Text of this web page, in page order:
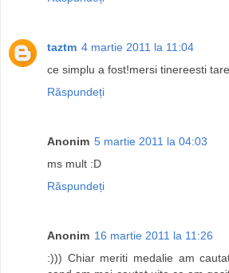
taztm 4 martie 2011 la 11:04
ce simplu a fost!mersi tinereesti
Răspundeți
Anonim 5 martie 2011 la 04:03
ms mult :D
Răspundeți
Anonim 16 martie 2011 la 11:26
:))) Chiar meriti medalie am